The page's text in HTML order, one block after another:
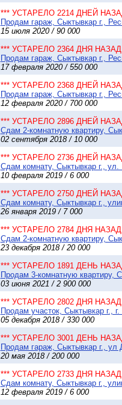
*** УСТАРЕЛО 2214 ДНЕЙ
Продам гараж, Сыктывкар г.,
15 июля 2020 / 90 000
*** УСТАРЕЛО 2364 ДНЯ НАЗАД
Продам гараж, Сыктывкар г.,
17 февраля 2020 / 550 000
*** УСТАРЕЛО 2368 ДНЕЙ
Продам гараж, Сыктывкар г.,
12 февраля 2020 / 700 000
*** УСТАРЕЛО 2896 ДНЕЙ
Сдам 2-комнатную квартиру,
02 сентября 2018 / 10 000
*** УСТАРЕЛО 2736 ДНЕЙ
Сдам комнату, Сыктывкар г., ул.
10 февраля 2019 / 6 000
*** УСТАРЕЛО 2750 ДНЕЙ
Сдам комнату, Сыктывкар г.,
26 января 2019 / 7 000
*** УСТАРЕЛО 2784 ДНЯ НАЗАД
Сдам 2-комнатную квартиру,
23 декабря 2018 / 20 000
*** УСТАРЕЛО 1891 ДЕНЬ
Продам 3-комнатную квартиру,
03 июня 2021 / 2 900 000
*** УСТАРЕЛО 2802 ДНЯ НАЗАД
Продам участок, Сыктывкар г.,
05 декабря 2018 / 330 000
*** УСТАРЕЛО 3001 ДЕНЬ
Продам гараж, Сыктывкар г., ул
20 мая 2018 / 200 000
*** УСТАРЕЛО 2733 ДНЯ НАЗАД
Сдам комнату, Сыктывкар г.,
12 февраля 2019 / 6 000